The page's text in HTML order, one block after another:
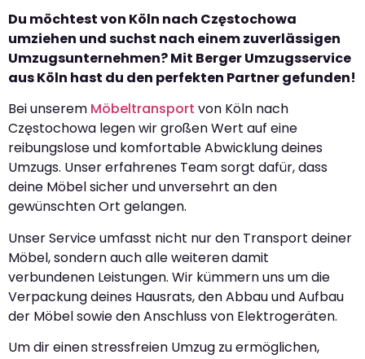
Du möchtest von Köln nach Częstochowa
umziehen und suchst nach einem zuverlässigen
Umzugsunternehmen? Mit Berger Umzugsservice
aus Köln hast du den perfekten Partner gefunden!
Bei unserem Möbeltransport von Köln nach
Częstochowa legen wir großen Wert auf eine
reibungslose und komfortable Abwicklung deines
Umzugs. Unser erfahrenes Team sorgt dafür, dass
deine Möbel sicher und unversehrt an den
gewünschten Ort gelangen.
Unser Service umfasst nicht nur den Transport deiner
Möbel, sondern auch alle weiteren damit
verbundenen Leistungen. Wir kümmern uns um die
Verpackung deines Hausrats, den Abbau und Aufbau
der Möbel sowie den Anschluss von Elektrogeräten.
Um dir einen stressfreien Umzug zu ermöglichen,